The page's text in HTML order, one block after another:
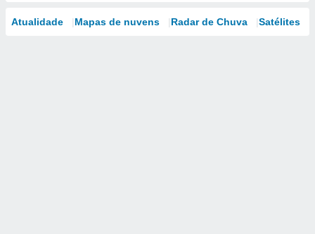
Atualidade Mapas de nuvens Radar de Chuva Satélites